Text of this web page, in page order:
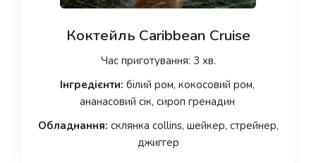
Коктейль Caribbean Cruise
Час приготування: 3 хв.
Інгредієнти: білий ром, кокосовий ром,
ананасовий сік, сироп гренадин
Обладнання: склянка collins, шейкер, стрейнер,
джиггер